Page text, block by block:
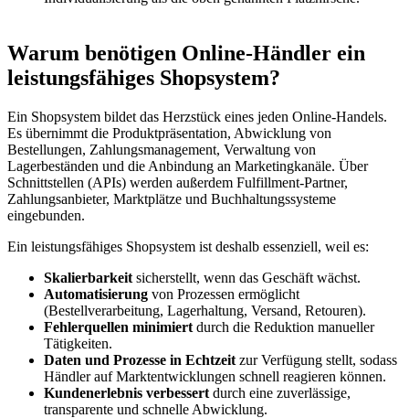
Warum benötigen Online-Händler ein
leistungsfähiges Shopsystem?
Ein Shopsystem bildet das Herzstück eines jeden Online-Handels.
Es übernimmt die Produktpräsentation, Abwicklung von
Bestellungen, Zahlungsmanagement, Verwaltung von
Lagerbeständen und die Anbindung an Marketingkanäle. Über
Schnittstellen (APIs) werden außerdem Fulfillment-Partner,
Zahlungsanbieter, Marktplätze und Buchhaltungssysteme
eingebunden.
Ein leistungsfähiges Shopsystem ist deshalb essenziell, weil es:
Skalierbarkeit sicherstellt, wenn das Geschäft wächst.
Automatisierung von Prozessen ermöglicht
(Bestellverarbeitung, Lagerhaltung, Versand, Retouren).
Fehlerquellen minimiert durch die Reduktion manueller
Tätigkeiten.
Daten und Prozesse in Echtzeit zur Verfügung stellt, sodass
Händler auf Marktentwicklungen schnell reagieren können.
Kundenerlebnis verbessert durch eine zuverlässige,
transparente und schnelle Abwicklung.